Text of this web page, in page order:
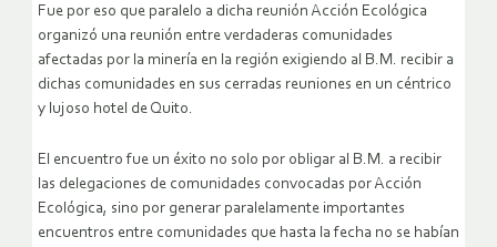
Fue por eso que paralelo a dicha reunión Acción Ecológica
organizó una reunión entre verdaderas comunidades
afectadas por la minería en la región exigiendo al B.M. recibir a
dichas comunidades en sus cerradas reuniones en un céntrico
y lujoso hotel de Quito.
El encuentro fue un éxito no solo por obligar al B.M. a recibir
las delegaciones de comunidades convocadas por Acción
Ecológica, sino por generar paralelamente importantes
encuentros entre comunidades que hasta la fecha no se habían